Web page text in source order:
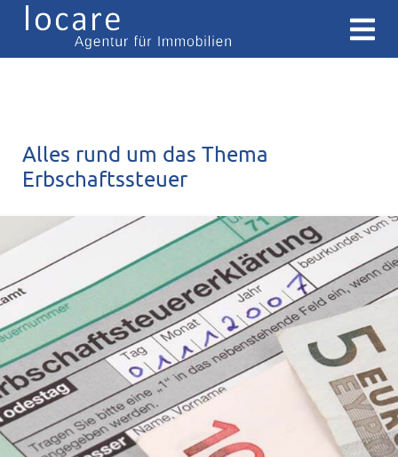
Alles rund um das Thema
Erbschaftssteuer